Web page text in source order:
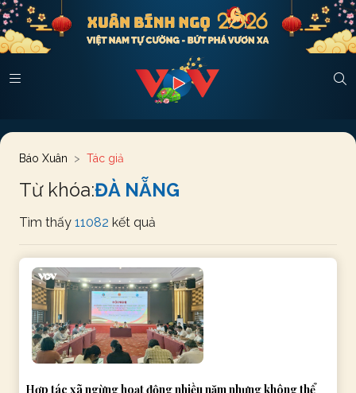
Báo Xuân Tác giả
Từ khóa:ĐÀ NẴNG
Tìm thấy 11082 kết quả
Hợp tác xã ngừng hoạt động nhiều năm nhưng không thể